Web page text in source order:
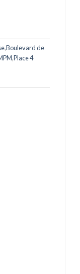
,Boulevard de
,Place 4